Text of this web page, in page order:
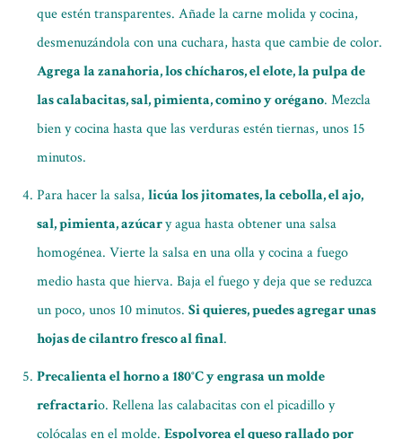
que estén transparentes. Añade la carne molida y cocina,
desmenuzándola con una cuchara, hasta que cambie de color.
Agrega la zanahoria, los chícharos, el elote, la pulpa de
las calabacitas, sal, pimienta, comino y orégano. Mezcla
bien y cocina hasta que las verduras estén tiernas, unos 15
minutos.
Para hacer la salsa, licúa los jitomates, la cebolla, el ajo,
sal, pimienta, azúcary agua hasta obtener una salsa
homogénea. Vierte la salsa en una olla y cocina a fuego
medio hasta que hierva. Baja el fuego y deja que se reduzca
un poco, unos 10 minutos. Si quieres, puedes agregar unas
hojas de cilantro fresco al final.
Precalienta el horno a 180°C y engrasa un molde
refractario. Rellena las calabacitas con el picadillo y
colócalas en el molde. Espolvorea el queso rallado por